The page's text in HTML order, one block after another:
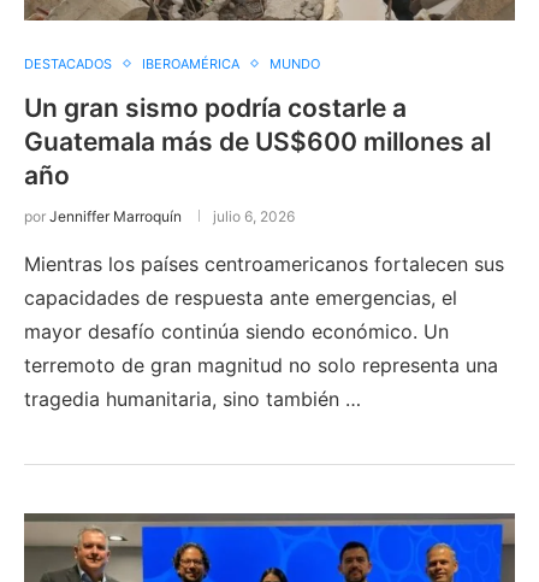
DESTACADOS IBEROAMÉRICA MUNDO
Un gran sismo podría costarle a
Guatemala más de US$600 millones al
año
por Jenniffer Marroquín julio 6, 2026
Mientras los países centroamericanos fortalecen sus
capacidades de respuesta ante emergencias, el
mayor desafío continúa siendo económico. Un
terremoto de gran magnitud no solo representa una
tragedia humanitaria, sino también …